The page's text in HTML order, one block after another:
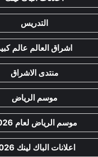
التدريس
اشراق العالم عالم
منتدى الاشراق
موسم الرياض
موسم الرياض لعام 2026
اعلانات الباك لينك 2026